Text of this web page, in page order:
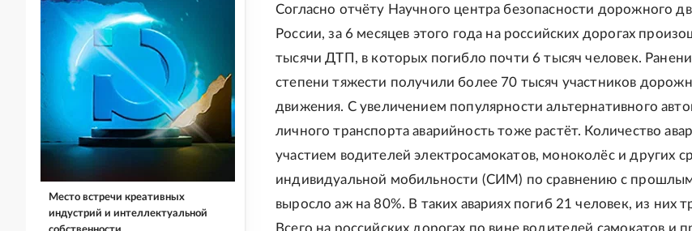
Согласно отчёту Научного центра безопасности дорожного
России, за 6 месяцев этого года на российских дорогах
тысячи ДТП, в которых погибло почти 6 тысяч человек.
степени тяжести получили более 70 тысяч участников
движения. С увеличением популярности альтернативного
личного транспорта аварийность тоже растёт. Количество
участием водителей электросамокатов, моноколёс и других
индивидуальной мобильности (СИМ) по сравнению с
выросло аж на 80%. В таких авариях погиб 21 человек, из них
Всего на российских дорогах по вине водителей самокатов и
Место встречи креативных
индустрий и интеллектуальной